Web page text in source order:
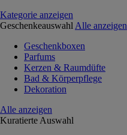
Kategorie anzeigen
Geschenkeauswahl Alle anzeigen
Geschenkboxen
Parfums
Kerzen & Raumdüfte
Bad & Körperpflege
Dekoration
Alle anzeigen
Kuratierte Auswahl